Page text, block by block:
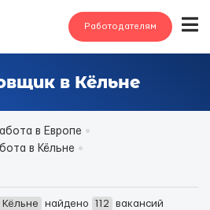
Работодателям
в Кёльне
в Европе
в Кёльне
найдено 112
вакансий